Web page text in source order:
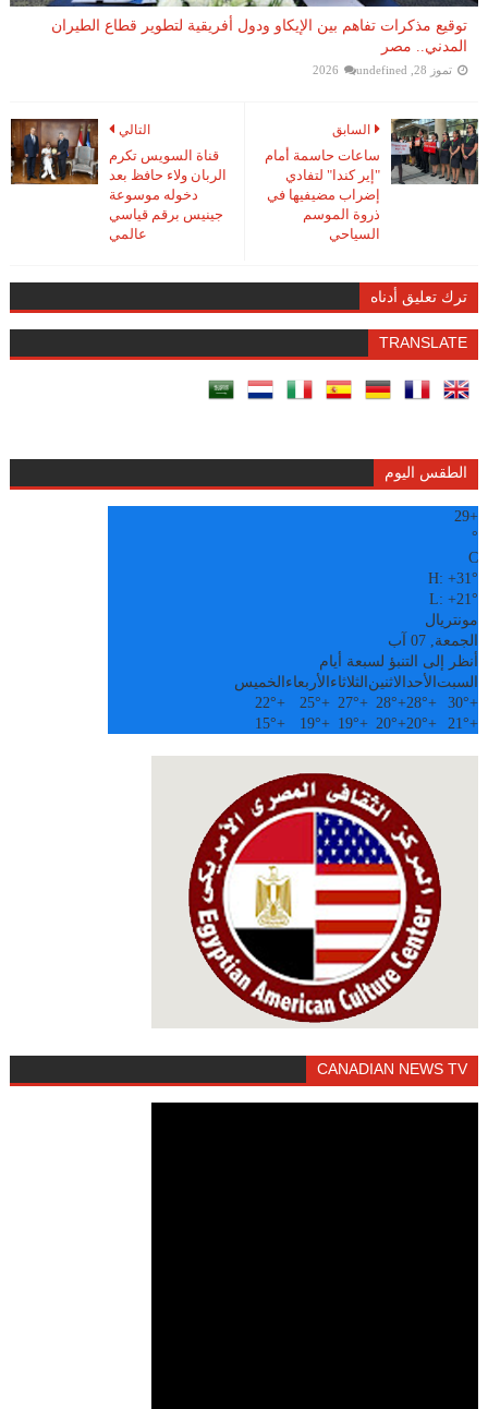
توقيع مذكرات تفاهم بين الإيكاو ودول أفريقية لتطوير قطاع الطيران
المدني.. مصر
تموز 28, 2026 undefined
التالي
قناة السويس تكرم
الربان ولاء حافظ بعد
دخوله موسوعة
جينيس برقم قياسي
عالمي
السابق
ساعات حاسمة أمام
"إير كندا" لتفادي
إضراب مضيفيها في
ذروة الموسم
السياحي
ترك تعليق أدناه
TRANSLATE
الطقس اليوم
+
29
°
C
H:+31°
L:+21°
مونتريال
الجمعة, 07 آب
أنظر إلى التنبؤ لسبعة أيام
السبت الأحدالاثنين الثلاثاء الأربعاء الخميس
+
30°
+
28°
+
28°
+
27°
+
25°
+
22°
+
21°
+
20°
+
20°
+
19°
+
19°
+
15°
CANADIAN NEWS TV